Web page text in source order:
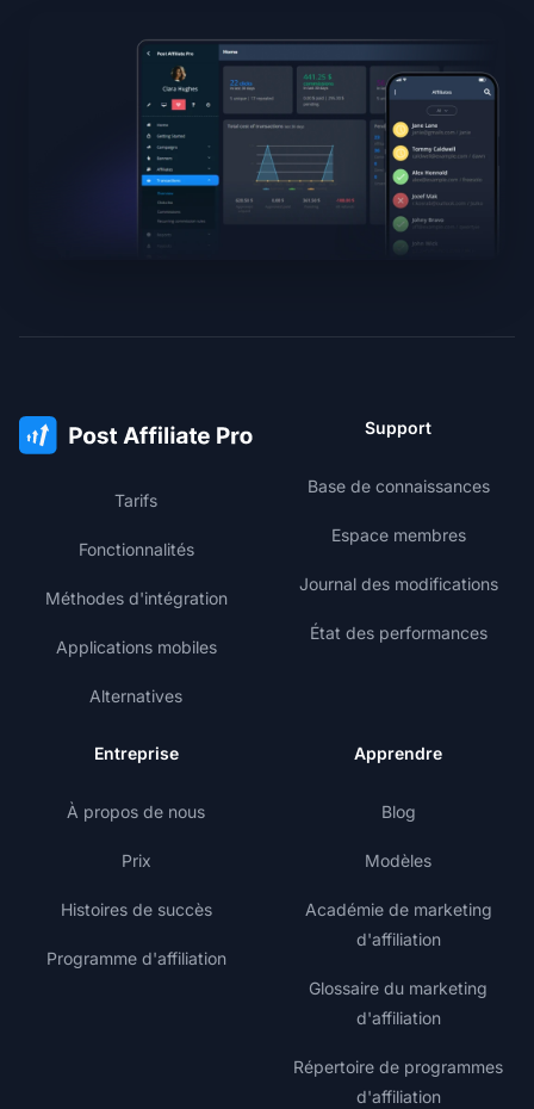
Tarifs
Fonctionnalités
Méthodes d'intégration
Applications mobiles
Alternatives
Support
Base de connaissances
Espace membres
Journal des modifications
État des performances
Entreprise
À propos de nous
Prix
Histoires de succès
Programme d'affiliation
Apprendre
Blog
Modèles
Académie de marketing
d'affiliation
Glossaire du marketing
d'affiliation
Répertoire de programmes
d'affiliation